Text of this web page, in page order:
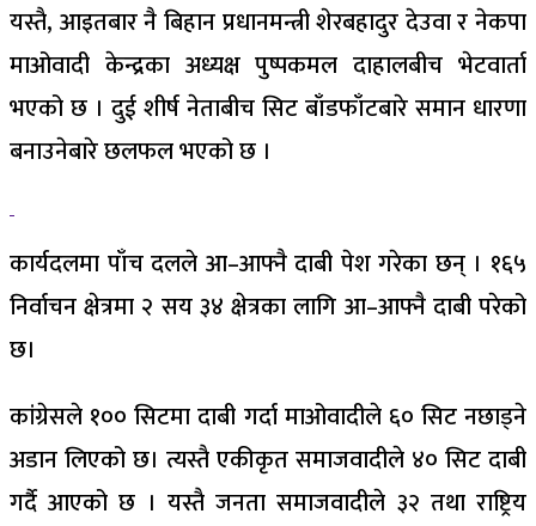
यस्तै, आइतबार नै बिहान प्रधानमन्त्री शेरबहादुर देउवा र नेकपा
माओवादी केन्द्रका अध्यक्ष पुष्पकमल दाहालबीच भेटवार्ता
भएको छ । दुई शीर्ष नेताबीच सिट बाँडफाँटबारे समान धारणा
बनाउनेबारे छलफल भएको छ ।
कार्यदलमा पाँच दलले आ–आफ्नै दाबी पेश गरेका छन् । १६५
निर्वाचन क्षेत्रमा २ सय ३४ क्षेत्रका लागि आ–आफ्नै दाबी परेको
छ।
कांग्रेसले १०० सिटमा दाबी गर्दा माओवादीले ६० सिट नछाड्ने
अडान लिएको छ। त्यस्तै एकीकृत समाजवादीले ४० सिट दाबी
गर्दै आएको छ । यस्तै जनता समाजवादीले ३२ तथा राष्ट्रिय